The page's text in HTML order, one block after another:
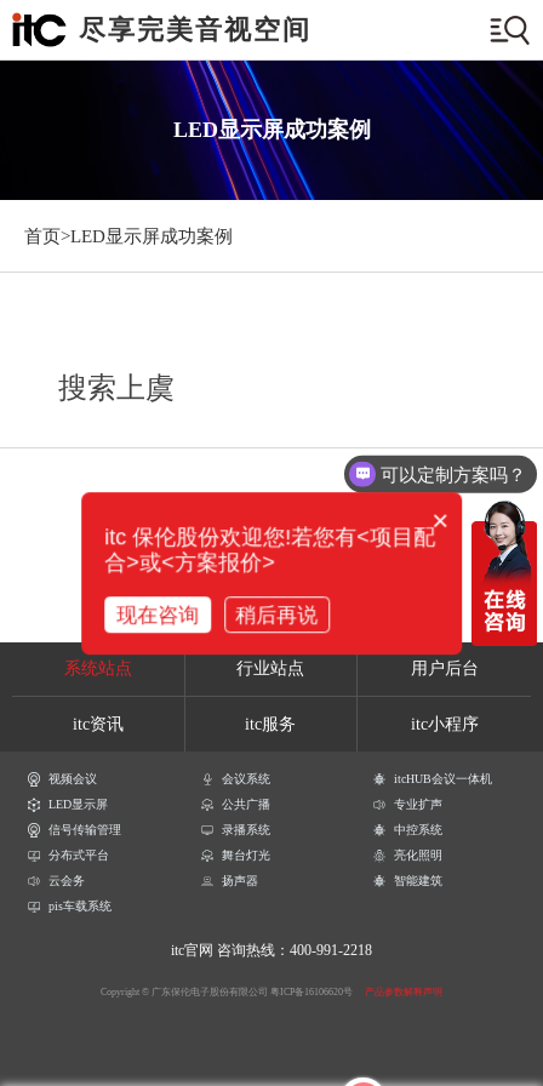
尽享完美音视空间
LED显示屏成功案例
首页>LED显示屏成功案例
搜索上虞
系统站点 行业站点 用户后台
itc资讯 itc服务 itc小程序
视频会议 会议系统
itcHUB会议一体机
LED显示屏
公共广播
专业扩声
信号传输管理
录播系统
中控系统
分布式平台
舞台灯光
亮化照明
云会务
扬声器
智能建筑
pis车载系统
itc官网 咨询热线：400-991-2218
Copyright © 广东保伦电子股份有限公司 粤ICP备16106620号 产品参数解释声明
可以定制方案吗？
×
itc 保伦股份欢迎您!若您有<项目配
合>或<方案报价>
现在咨询 稍后再说